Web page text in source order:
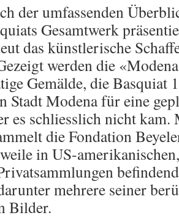
der umfassenden
Gesamtwerk
das künstlerische
werden die
Gemälde, die Basquiat
Stadt Modena für eine
es schliesslich nicht kam.
die Fondation
in US-
mehrere seiner
Bilder.